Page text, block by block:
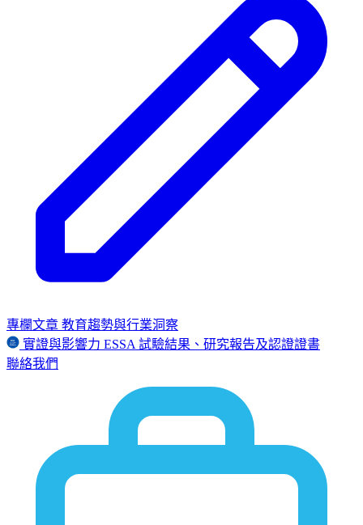
專欄文章 教育趨勢與行業洞察
實證與影響力 ESSA 試驗結果、研究報告及認證證書
聯絡我們